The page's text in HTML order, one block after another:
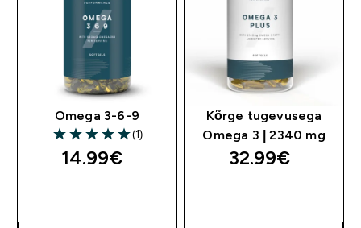
Omega 3-6-9
5 out of 5 stars
(1)
14.99€‎
Kõrge tugevusega
Omega 3 | 2340 mg
32.99€‎